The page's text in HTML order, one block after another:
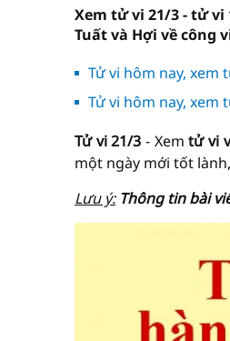
Xem tử vi 21/3 - tử vi
Tuất và Hợi về công
Tử vi hôm nay, xem
Tử vi hôm nay, xem
Tử vi 21/3 - Xemtử vi
một ngày mới tốt
Lưu ý: Thông tin bài